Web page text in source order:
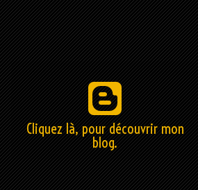
Cliquez là, pour découvrir mon
blog.